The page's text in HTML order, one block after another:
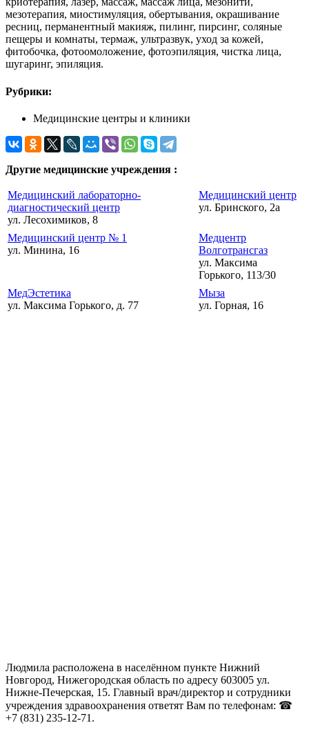
мезотерапия, миостимуляция, обертывания, окрашивание
ресниц, перманентный макияж, пилинг, пирсинг, соляные
пещеры и комнаты, термаж, ультразвук, уход за кожей,
фитобочка, фотоомоложение, фотоэпиляция, чистка лица,
шугаринг, эпиляция.
Рубрики:
Медицинские центры и клиники
Другие медицинские учреждения :
Медицинский лабораторно-
диагностический центр
ул. Лесохимиков, 8
Медицинский центр
ул. Бринского, 2а
Медицинский центр № 1
ул. Минина, 16
Медцентр
Волготрансгаз
ул. Максима
Горького, 113/30
МедЭстетика
ул. Максима Горького, д. 77
Мыза
ул. Горная, 16
Людмила расположена в населённом пункте Нижний
Новгород, Нижегородская область по адресу 603005 ул.
Нижне-Печерская, 15. Главный врач/директор и сотрудники
учреждения здравоохранения ответят Вам по телефонам: ☎
+7 (831) 235-12-71.